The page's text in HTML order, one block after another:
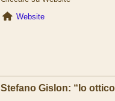
Website
Stefano Gislon: “Io